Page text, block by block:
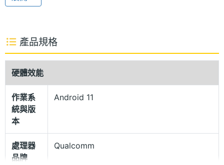
組設有指紋辨識器，打造一致性的視覺感，提供海洋
高通驍龍 680
Redmi 10C 運行 Android 11 作業系統、MIUI 13 操作
介面，搭載高通 Snapdragon 680 八核心處理器，内
建 4GB RAM + 64GB ROM，支援 microSD 記憶
卡，最高可擴充至 1TB 儲存空間；採用獨立三卡槽設
計，提供 4G + 4G 雙卡雙待、Wi-Fi 5、藍牙 5.0 功
能。另外備有 5,000mAh 大容量電池，支援 18W 快
產品規格
硬體效能
作業系
統與版
本
Android 11
處理器
品牌
Qualcomm